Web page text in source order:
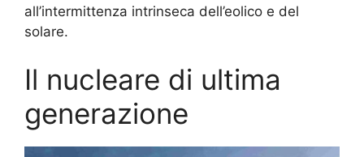
all’intermittenza intrinseca dell’eolico e del
solare.
Il nucleare di ultima
generazione